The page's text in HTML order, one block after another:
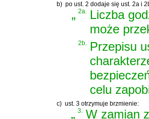
b) po ust. 2 dodaje się ust. 2a i
„2a. Liczba
może
2b. Przepisu
celu
c) ust. 3 otrzymuje brzmienie:
„3. W zamian